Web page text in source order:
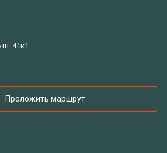
41к1
Проложить маршрут